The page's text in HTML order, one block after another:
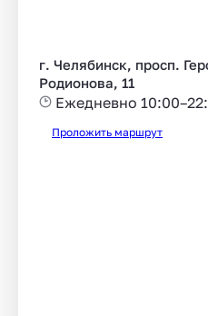
г. Челябинск, просп.
Родионова, 11
Ежедневно
Проложить маршрут